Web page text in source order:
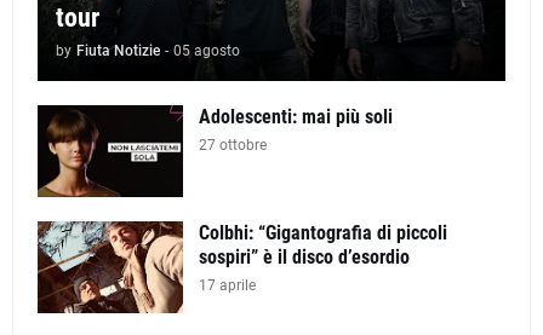
tour
by Fiuta Notizie - 05 agosto
Adolescenti: mai più soli
27 ottobre
Colbhi: “Gigantografia di piccoli
sospiri” è il disco d’esordio
17 aprile